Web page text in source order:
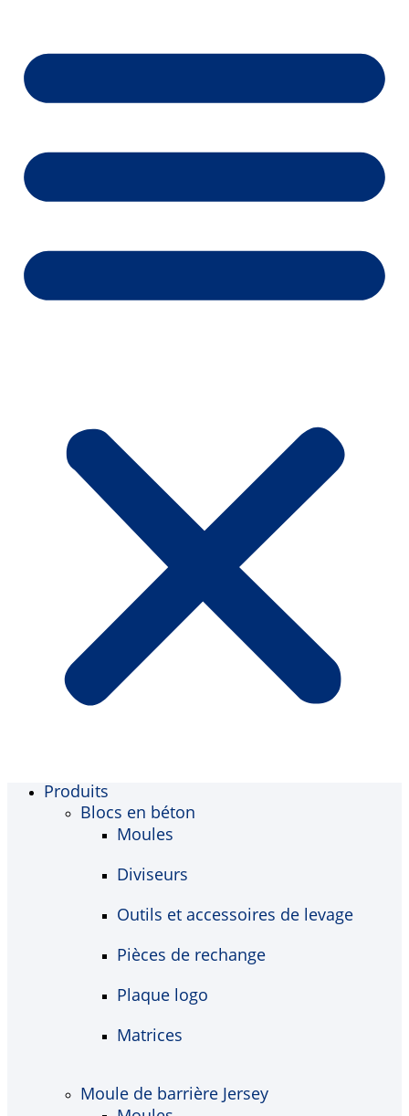
Produits
Blocs en béton
Moules
Diviseurs
Outils et accessoires de levage
Pièces de rechange
Plaque logo
Matrices
Moule de barrière Jersey